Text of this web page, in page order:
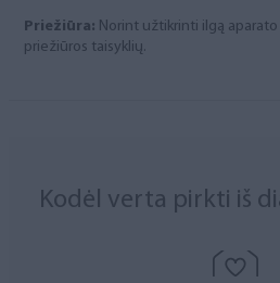
Priežiūra: Norint užtikrinti ilgą
priežiūros taisyklių.
Kodėl verta pirkti iš